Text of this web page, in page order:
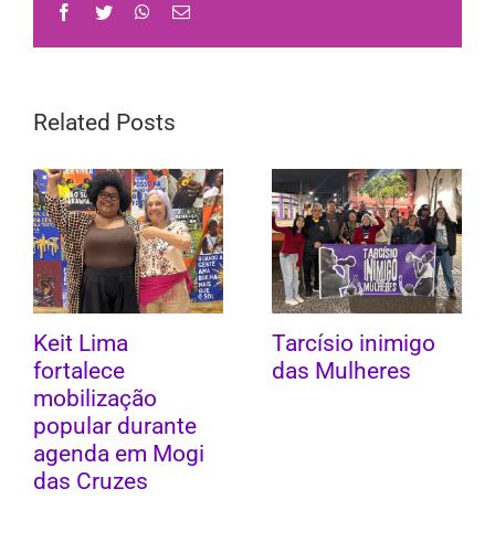
Facebook
Twitter WhatsApp
Email
Related Posts
Keit Lima
fortalece
mobilização
popular durante
agenda em Mogi
das Cruzes
Tarcísio inimigo
das Mulheres